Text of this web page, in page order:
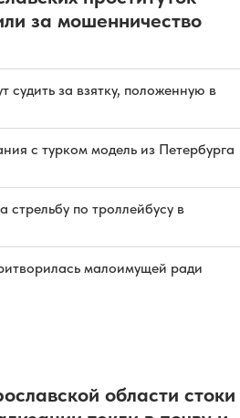
за мошенничество
судить за взятку, положенную в
с турком модель из Петербурга
стрельбу по троллейбусу в
малоимущей ради
области стоки